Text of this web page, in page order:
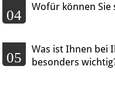
04
Wofür können Sie
05
Was ist Ihnen bei
besonders